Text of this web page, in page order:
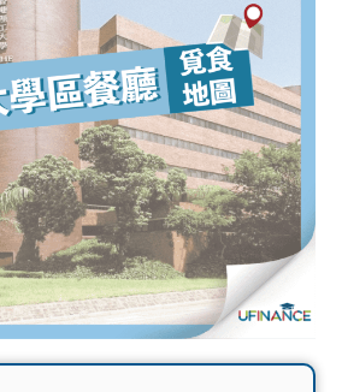
計算
機
學生
故事
分享
大學
生學
大專
生筍
工推
介
搵工
Gui
問題
學生
福利
uFina
nce
校園
聯絡
我們